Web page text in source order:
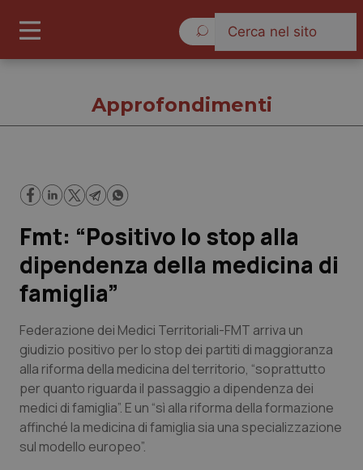
Cronache
Governo e Parlamento
Lavoro e Professioni
Scienza e Farmaci
Studi e Analisi
Approfondimenti
Fmt: “Positivo lo stop alla
dipendenza della medicina di
famiglia”
Federazione dei Medici Territoriali-FMT arriva un
giudizio positivo per lo stop dei partiti di maggioranza
alla riforma della medicina del territorio, “soprattutto
per quanto riguarda il passaggio a dipendenza dei
medici di famiglia”. E un “sì alla riforma della formazione
affinché la medicina di famiglia sia una specializzazione
sul modello europeo”.